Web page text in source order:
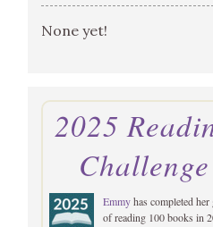
None yet!
2025
Challenge
Emmyhas completed her
of reading 100 books in